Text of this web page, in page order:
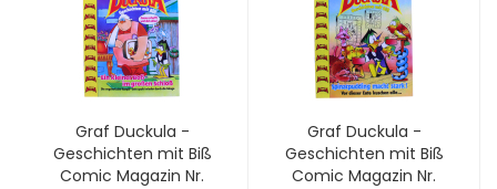
Graf Duckula -
Geschichten mit Biß
Comic Magazin Nr.
Graf Duckula -
Geschichten mit Biß
Comic Magazin Nr.